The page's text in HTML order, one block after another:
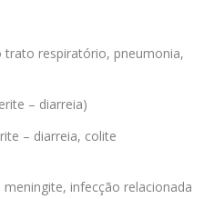
trato respiratório, pneumonia,
– diarreia)
– diarreia, colite
infecção relacionada